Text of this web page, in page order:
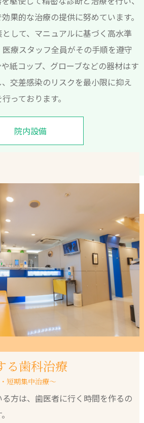
果的な治療の提供に努めています。
して、マニュアルに基づく高水準
療スタッフ全員がその手順を遵守
紙コップ、グローブなどの器材はす
交差感染のリスクを最小限に抑え
っております。
院内設備
る歯科治療
短期集中治療～
方は、歯医者に行く時間を作るの